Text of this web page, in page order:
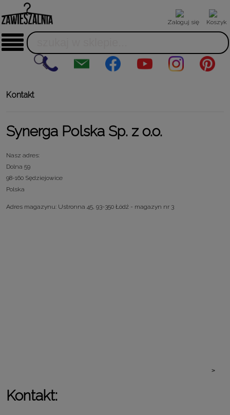
Zaloguj się Koszyk
Kontakt
Synerga Polska Sp. z o.o.
Nasz adres:
Dolna 59
98-160 Sędziejowice
Polska
Adres magazynu: Ustronna 45, 93-350 Łódź - magazyn nr 3
>
Kontakt: